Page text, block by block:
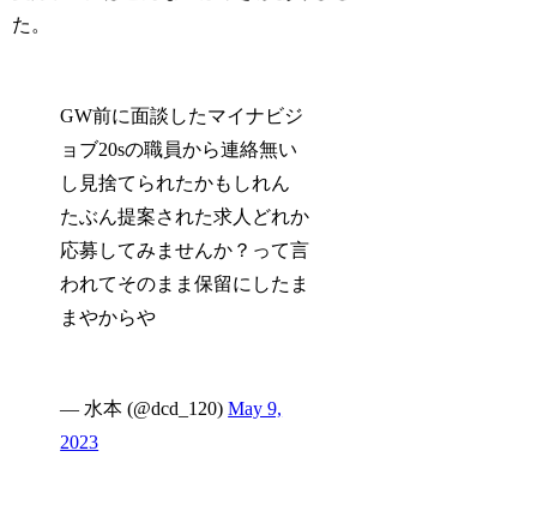
た。
GW前に面談したマイナビジ
ョブ20sの職員から連絡無い
し見捨てられたかもしれん
たぶん提案された求人どれか
応募してみませんか？って言
われてそのまま保留にしたま
まやからや
— 水本 (@dcd_120)May 9,
2023